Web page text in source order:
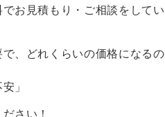
お見積もり・ご相談をしてい
、どれくらいの価格になるの
」
さい！